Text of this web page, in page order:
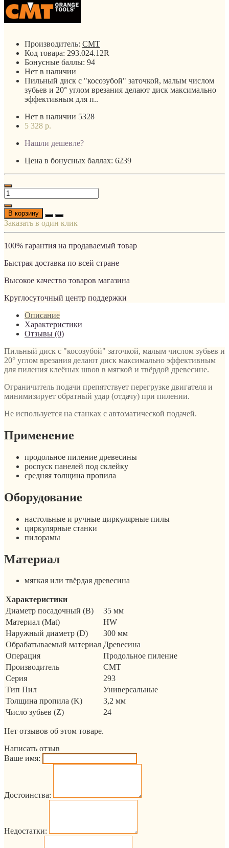
Производитель: CMT
Код товара: 293.024.12R
Бонусные баллы: 94
Нет в наличии
Пильный диск c "косозубой" заточкой, малым числом
зубьев и 20° углом врезания делают диск максимально
эффективным для п..
Нет в наличии 5328
5 328 р.
Нашли дешевле?
Цена в бонусных баллах: 6239
В корзину
Заказать в один клик
100% гарантия на продаваемый товар
Быстрая доставка по всей стране
Высокое качество товаров магазина
Круглосуточный центр поддержки
Описание
Характеристики
Отзывы (0)
Пильный диск c "косозубой" заточкой, малым числом зубьев и
20° углом врезания делают диск максимально эффективным
для пиления клеёных швов в мягкой и твёрдой древесине.
Ограничитель подачи препятствует перегрузке двигателя и
минимизирует обратный удар (отдачу) при пилении.
Не используется на станках с автоматической подачей.
Применение
продольное пиление древесины
роспуск панелей под склейку
средняя толщина пропила
Оборудование
настольные и ручные циркулярные пилы
циркулярные станки
пилорамы
Материал
мягкая или твёрдая древесина
Характеристики
Диаметр посадочный (B)
35 мм
Материал (Mat)
HW
Наружный диаметр (D)
300 мм
Обрабатываемый материал Древесина
Операция
Продольное пиление
Производитель
CMT
Серия
293
Тип Пил
Универсальные
Толщина пропила (K)
3,2 мм
Число зубьев (Z)
24
Нет отзывов об этом товаре.
Написать отзыв
Ваше имя:
Достоинства:
Недостатки: